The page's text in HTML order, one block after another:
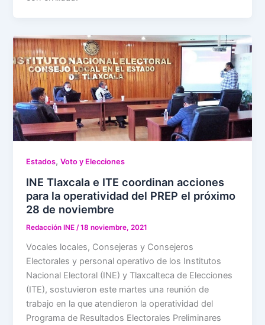
Estados,Voto y Elecciones
INE Tlaxcala e ITE coordinan acciones
para la operatividad del PREP el próximo
28 de noviembre
Redacción INE /18 noviembre, 2021
Vocales locales, Consejeras y Consejeros
Electorales y personal operativo de los Institutos
Nacional Electoral (INE) y Tlaxcalteca de Elecciones
(ITE), sostuvieron este martes una reunión de
trabajo en la que atendieron la operatividad del
Programa de Resultados Electorales Preliminares